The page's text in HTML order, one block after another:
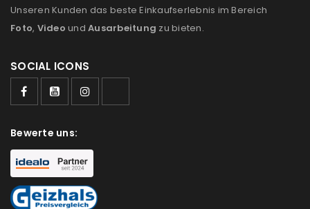
Unseren Kunden das beste Einkaufserlebnis im Bereich
Foto, Video und Ausarbeitung zu bieten.
SOCIAL ICONS
Bewerte uns: